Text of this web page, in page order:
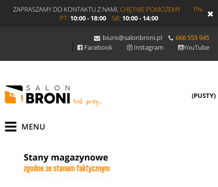
ZAPRASZAMY DO KONTAKTU Z NAMI, CHĘTNIE POMOŻEMY
PN -
PT: 10:00 - 18:00 SB: 10:00 - 14:00
biuro@salonbroni.pl
666 555 945
Facebook
Instagram YouTube
(PUSTY)